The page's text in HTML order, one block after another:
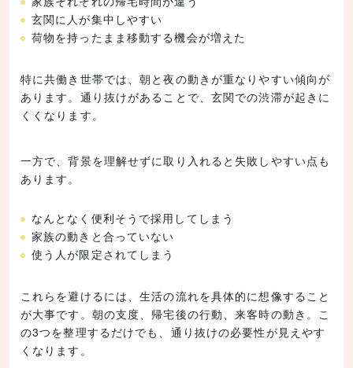
玄関に人が集中しやすい
荷物を持ったまま移動する機会が増えた
特に共働き世帯では、朝と夜の動きが重なりやすい傾向が
あります。通り抜けがあることで、玄関での渋滞が起きに
くくなります。
一方で、背景を理解せずに取り入れると失敗しやすい点も
あります。
なんとなく便利そうで採用してしまう
家族の動きと合っていない
使う人が限定されてしまう
これらを避けるには、生活の流れを具体的に想像すること
が大事です。朝の支度、帰宅後の行動、来客時の動き。こ
の3つを整理するだけでも、通り抜けの必要性が見えやす
くなります。